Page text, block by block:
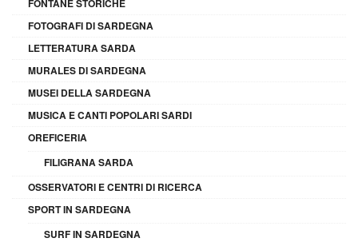
FONTANE STORICHE
FOTOGRAFI DI SARDEGNA
LETTERATURA SARDA
MURALES DI SARDEGNA
MUSEI DELLA SARDEGNA
MUSICA E CANTI POPOLARI SARDI
OREFICERIA
FILIGRANA SARDA
OSSERVATORI E CENTRI DI RICERCA
SPORT IN SARDEGNA
SURF IN SARDEGNA